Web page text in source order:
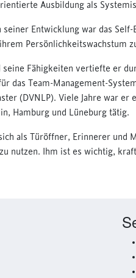
Ausbildung als
Entwicklung war das
Persönlichkeitswachstum
seine Fähigkeiten vertiefte er
das Team-Management-
(DVNLP). Viele Jahre war
Hamburg und Lüneburg tätig.
als Türöffner, Erinnerer und
nutzen. Ihm ist es wichtig,